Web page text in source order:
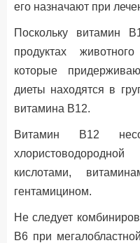
его назначают при
Поскольку витамин
продуктах
которые
диеты находятся в
витамина В12.
Витамин В12
кислотами,
гентамицином.
Не следует
В6 при